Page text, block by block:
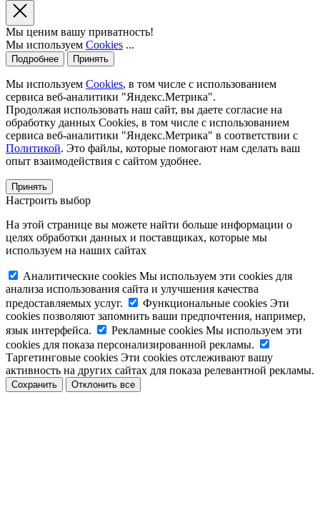
Мы ценим вашу приватность!
Мы используем Cookies ...
Подробнее Принять
Мы используем Cookies, в том числе с использованием
сервиса веб-аналитики "Яндекс.Метрика".
Продолжая использовать наш сайт, вы даете согласие на
обработку данных Cookies, в том числе с использованием
сервиса веб-аналитики "Яндекс.Метрика" в соответствии с
Политикой. Это файлы, которые помогают нам сделать ваш
опыт взаимодействия с сайтом удобнее.
Принять
Настроить выбор
На этой странице вы можете найти больше информации о
целях обработки данных и поставщиках, которые мы
используем на наших сайтах
Аналитические cookies Мы используем эти cookies для
анализа использования сайта и улучшения качества
предоставляемых услуг.
Функциональные cookies Эти
cookies позволяют запомнить ваши предпочтения, например,
язык интерфейса.
Рекламные cookies Мы используем эти
cookies для показа персонализированной рекламы.
Таргетинговые cookies Эти cookies отслеживают вашу
активность на других сайтах для показа релевантной рекламы.
Сохранить Отклонить все